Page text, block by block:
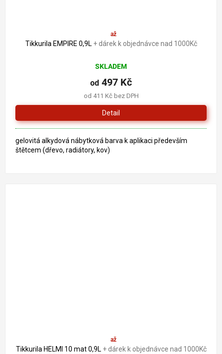
až–15 %
Tikkurila EMPIRE 0,9L + dárek k objednávce nad 1000Kč
SKLADEM
od 411 Kč bez DPH
od 497 Kč
Detail
gelovitá alkydová nábytková barva k aplikaci především
štětcem (dřevo, radiátory, kov)
až–15 %
Tikkurila HELMI 10 mat 0,9L + dárek k objednávce nad 1000Kč